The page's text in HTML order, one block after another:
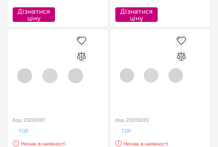
Дізнатися
ціну
Дізнатися
ціну
Код: 20200187
TOP
Немає в наявності
Код: 20200205
TOP
Немає в наявності